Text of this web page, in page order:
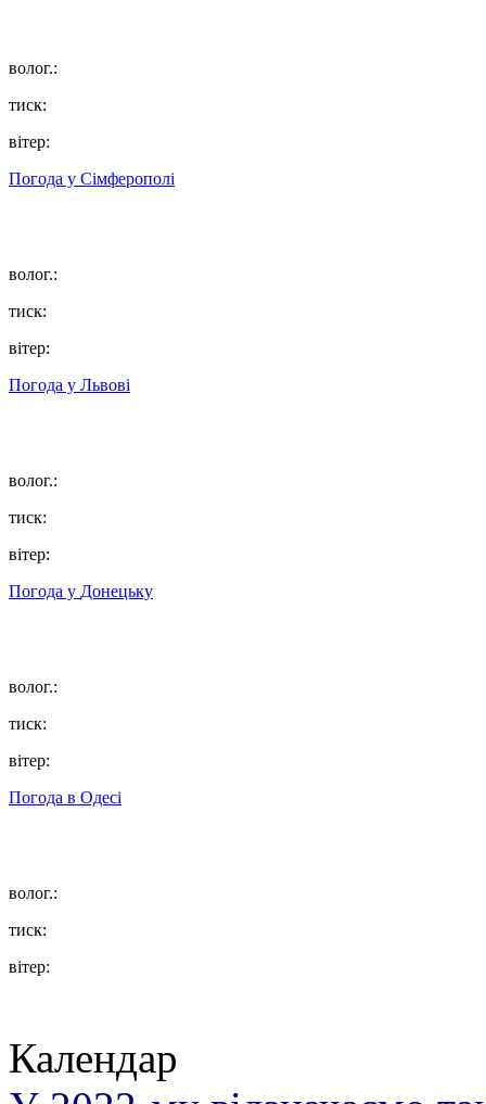
волог.:
тиск:
вітер:
Погода у Сімферополі
волог.:
тиск:
вітер:
Погода у Львові
волог.:
тиск:
вітер:
Погода у Донецьку
волог.:
тиск:
вітер:
Погода в Одесі
волог.:
тиск:
вітер:
Календар